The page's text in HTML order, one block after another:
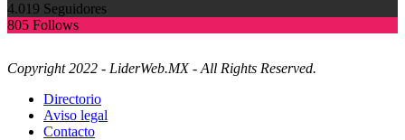
4.019 Seguidores
805 Follows
Copyright 2022 - LiderWeb.MX - All Rights Reserved.
Directorio
Aviso legal
Contacto